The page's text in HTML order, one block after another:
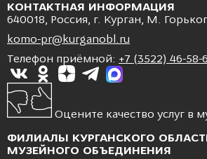
КОНТАКТНАЯ ИНФОРМАЦИЯ
640018, Россия, г. Курган, М.
komo-pr@kurganobl.ru
Телефон приёмной: +7 (3522) 46-58-
Оцените качество услуг в
ФИЛИАЛЫ КУРГАНСКОГО
МУЗЕЙНОГО ОБЪЕДИНЕНИЯ